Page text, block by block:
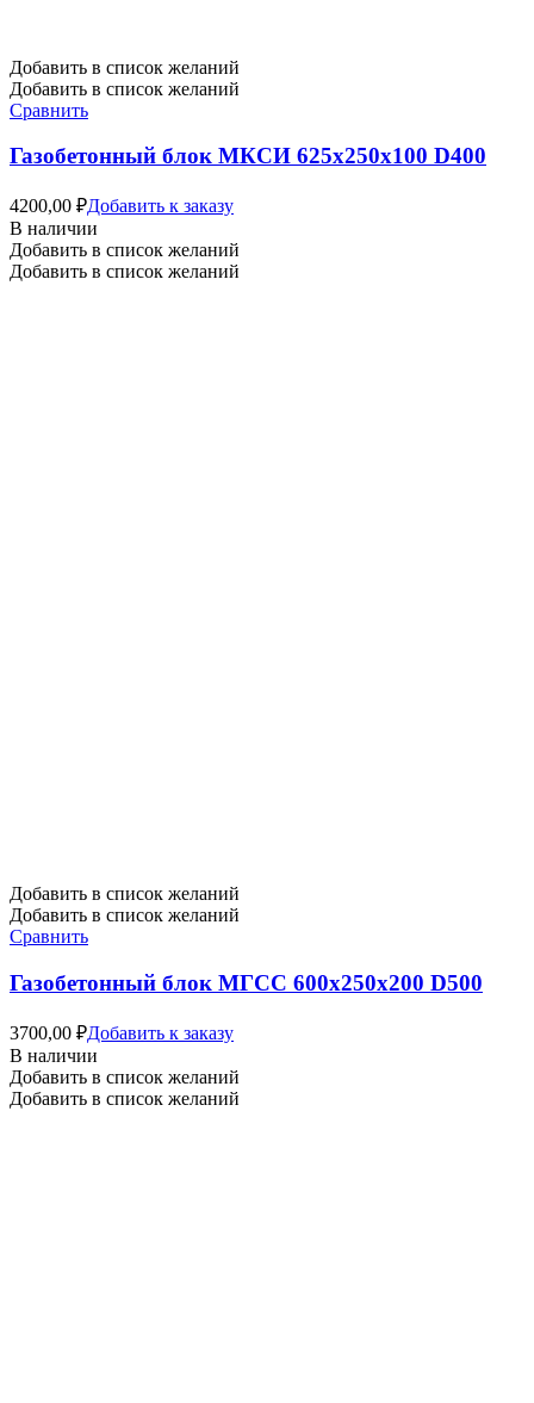
Добавить в список желаний
Добавить в список желаний
Сравнить
Газобетонный блок МКСИ 625х250х100 D400
4200,00 ₽Добавить к заказу
В наличии
Добавить в список желаний
Добавить в список желаний
Добавить в список желаний
Добавить в список желаний
Сравнить
Газобетонный блок МГСС 600х250х200 D500
3700,00 ₽Добавить к заказу
В наличии
Добавить в список желаний
Добавить в список желаний